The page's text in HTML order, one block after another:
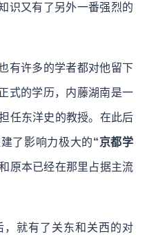
识又有了另外一番强烈的
有许多的学者都对他留下
式的学历，内藤湖南是一
任东洋史的教授。在此后
了影响力极大的“京都学
原本已经在那里占据主流
，就有了关东和关西的对